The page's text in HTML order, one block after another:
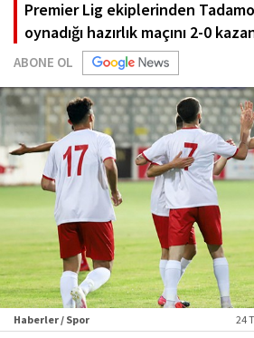
Premier Lig ekiplerinden
oynadığı hazırlık maçını 2-0
ABONE OL
Haberler / Spor 24